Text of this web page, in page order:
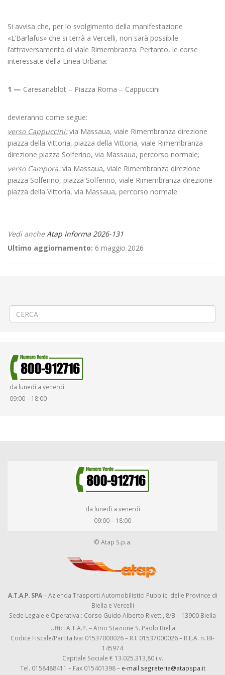
Si avvisa che, per lo svolgimento della manifestazione
«L’Barlafus» che si terrà a Vercelli, non sarà possibile
l’attraversamento di viale Rimembranza. Pertanto, le corse
interessate della Linea Urbana:
1 — Caresanablot – Piazza Roma – Cappuccini
devieranno come segue:
verso Cappuccini:via Massaua, viale Rimembranza direzione
piazza della Vittoria, piazza della Vittoria, viale Rimembranza
direzione piazza Solferino, via Massaua, percorso normale;
verso Campora:via Massaua, viale Rimembranza direzione
piazza Solferino, piazza Solferino, viale Rimembranza direzione
piazza della Vittoria, via Massaua, percorso normale.
Vedi ancheAtap Informa 2026-131
Ultimo aggiornamento: 6 maggio 2026
da lunedì a venerdì
09:00 – 18:00
da lunedì a venerdì
09:00 – 18:00
© Atap S.p.a.
A.T.A.P. SPA– Azienda Trasporti Automobilistici Pubblici delle Province di
Biella e Vercelli
Sede Legale e Operativa : Corso Guido Alberto Rivetti, 8/B – 13900 Biella
Uffici A.T.A.P. – Atrio Stazione S. Paolo Biella
Codice Fiscale/Partita Iva: 01537000026 – R.I. 01537000026 – R.E.A. n. BI-
145974
Capitale Sociale € 13.025.313,80 i.v.
Tel. 0158488411 – Fax 015401398 – e-mail segreteria@atapspa.it